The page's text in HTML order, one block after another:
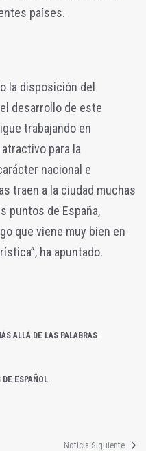
países.
la disposición del
desarrollo de este
trabajando en
para la
nacional e
traen a la ciudad muchas
puntos de España,
que viene muy bien en
ha apuntado.
ALLÁ DE LAS PALABRAS
DE ESPAÑOL
Noticia Siguiente